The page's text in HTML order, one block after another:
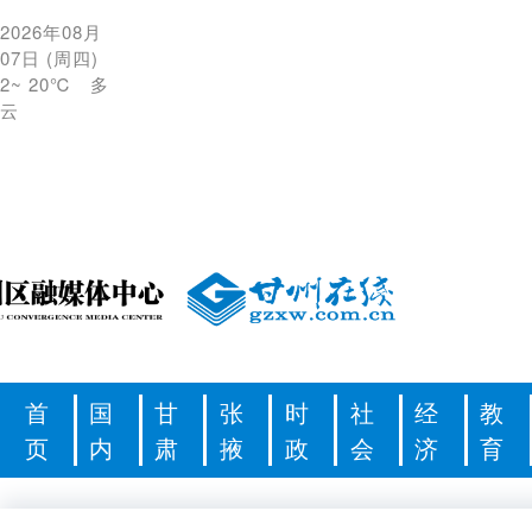
2026年08月
07日 (周四)
2~ 20℃
多
云
首
页
国
内
甘
肃
张
掖
时
政
社
会
经
济
教
育